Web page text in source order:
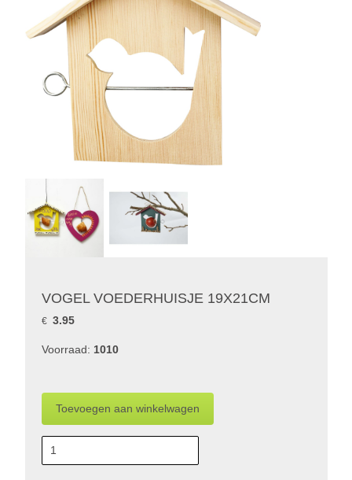
VOGEL VOEDERHUISJE 19X21CM
€ 3.95
Voorraad: 1010